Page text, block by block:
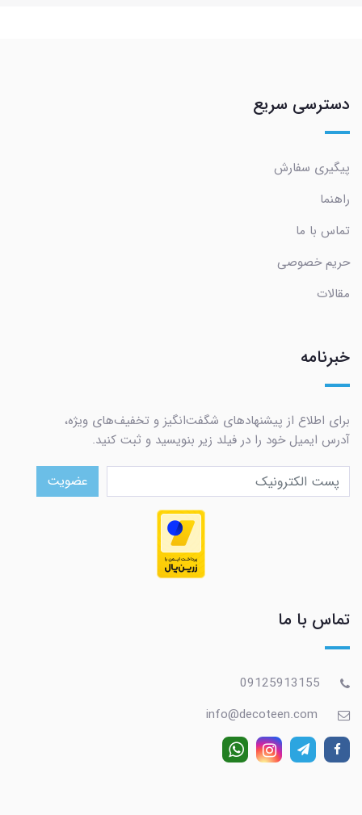
دسترسی سریع
پیگیری سفارش
راهنما
تماس با ما
حریم خصوصی
مقالات
خبرنامه
برای اطلاع از پیشنهادهای شگفت‌انگیز و تخفیف‌های ویژه،
آدرس ایمیل خود را در فیلد زیر بنویسید و ثبت کنید.
عضویت
تماس با ما